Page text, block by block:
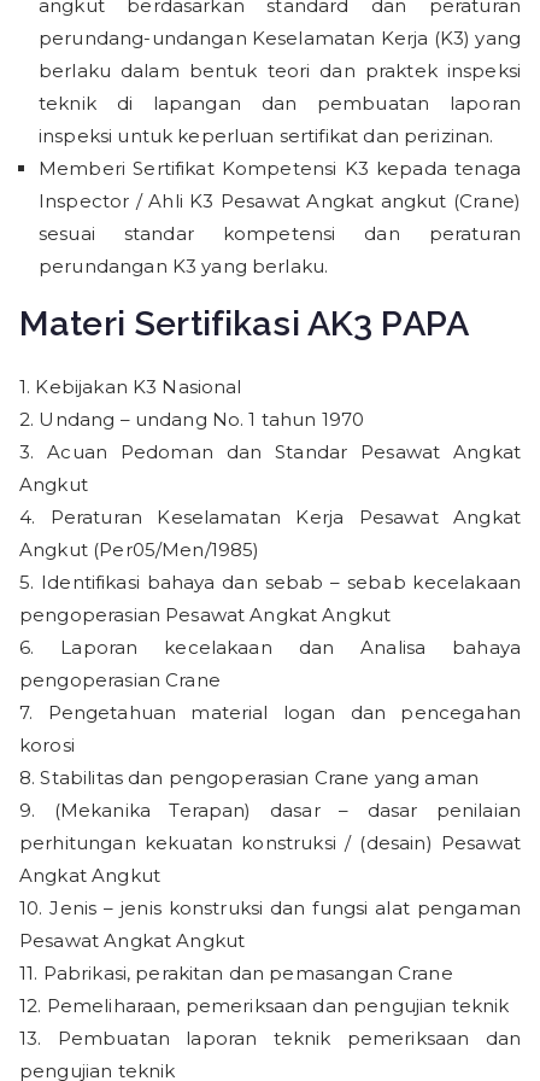
angkut berdasarkan standard dan peraturan
perundang-undangan Keselamatan Kerja (K3) yang
berlaku dalam bentuk teori dan praktek inspeksi
teknik di lapangan dan pembuatan laporan
inspeksi untuk keperluan sertifikat dan perizinan.
Memberi Sertifikat Kompetensi K3 kepada tenaga
Inspector / Ahli K3 Pesawat Angkat angkut (Crane)
sesuai standar kompetensi dan peraturan
perundangan K3 yang berlaku.
Materi Sertifikasi AK3 PAPA
1. Kebijakan K3 Nasional
2. Undang – undang No. 1 tahun 1970
3. Acuan Pedoman dan Standar Pesawat Angkat
Angkut
4. Peraturan Keselamatan Kerja Pesawat Angkat
Angkut (Per05/Men/1985)
5. Identifikasi bahaya dan sebab – sebab kecelakaan
pengoperasian Pesawat Angkat Angkut
6. Laporan kecelakaan dan Analisa bahaya
pengoperasian Crane
7. Pengetahuan material logan dan pencegahan
korosi
8. Stabilitas dan pengoperasian Crane yang aman
9. (Mekanika Terapan) dasar – dasar penilaian
perhitungan kekuatan konstruksi / (desain) Pesawat
Angkat Angkut
10. Jenis – jenis konstruksi dan fungsi alat pengaman
Pesawat Angkat Angkut
11. Pabrikasi, perakitan dan pemasangan Crane
12. Pemeliharaan, pemeriksaan dan pengujian teknik
13. Pembuatan laporan teknik pemeriksaan dan
pengujian teknik